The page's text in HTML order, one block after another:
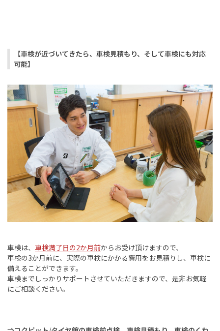
【車検が近づいてきたら、車検見積もり、そして車検にも対応
可能】
車検は、 車検満了日の2か月前からお受け頂けますので、
車検の3か月前に、実際の車検にかかる費用をお見積りし、車検に
備えることができます。
車検までしっかりサポートさせていただきますので、是非お気軽
にご相談ください。